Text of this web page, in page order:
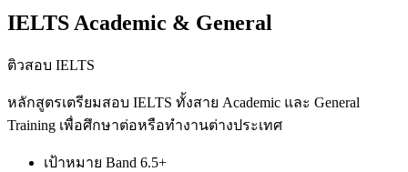
IELTS Academic & General
ติวสอบ IELTS
หลักสูตรเตรียมสอบ IELTS ทั้งสาย Academic และ General
Training เพื่อศึกษาต่อหรือทำงานต่างประเทศ
เป้าหมาย Band 6.5+